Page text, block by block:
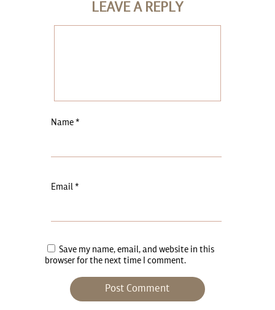
LEAVE A REPLY
Name *
Email *
Save my name, email, and website in this
browser for the next time I comment.